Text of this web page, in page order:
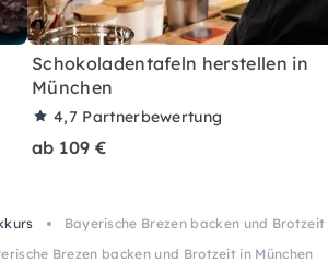
Schokoladentafeln herstellen in
München
4,7 Partnerbewertung
ab 109 €
Bayerische Brezen backen und Brotzeit
Brezen backen und Brotzeit in München